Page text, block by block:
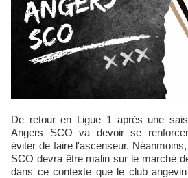
De retour en Ligue 1 après une saison passée en Ligue 2,
Angers SCO va devoir se
éviter de faire l'ascenseur.
SCO devra être malin sur le marché
dans ce contexte que le club